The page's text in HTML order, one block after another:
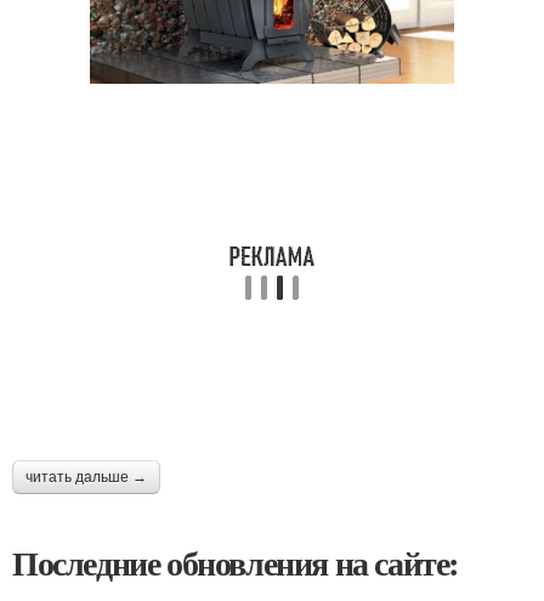
читать дальше →
Последние обновления на сайте: